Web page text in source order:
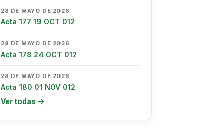
28 DE MAYO DE 2026
Acta 177 19 OCT 012
28 DE MAYO DE 2026
Acta 178 24 OCT 012
28 DE MAYO DE 2026
Acta 180 01 NOV 012
Ver todas →